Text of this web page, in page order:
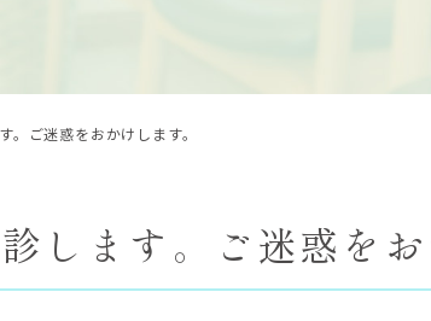
ご迷惑をおかけします。
します。ご迷惑をお